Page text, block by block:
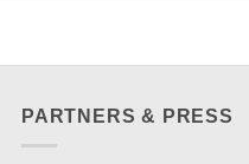
PARTNERS & PRESS